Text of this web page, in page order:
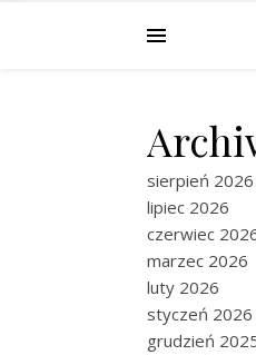
sierpień 2026
lipiec 2026
czerwiec
marzec 2026
luty 2026
styczeń 2026
grudzień